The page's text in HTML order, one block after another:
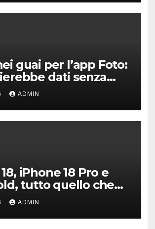
guai per l’app Foto:
dati senza
ADMIN
iPhone 18 Pro e
tutto quello che
ad oggi
ADMIN